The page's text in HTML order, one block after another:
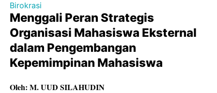
Birokrasi
Menggali Peran Strategis
Organisasi Mahasiswa Eksternal
dalam Pengembangan
Kepemimpinan Mahasiswa
Oleh: M. UUD SILAHUDIN